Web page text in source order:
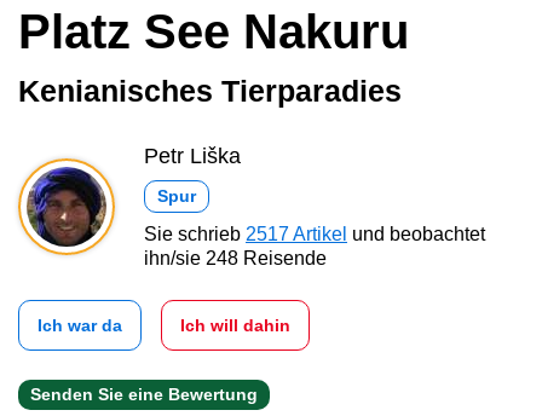
Platz See Nakuru
Kenianisches Tierparadies
Petr Liška
Spur
Sie schrieb 2517 Artikel und beobachtet
ihn/sie 248 Reisende
Ich war da Ich will dahin
Senden Sie eine Bewertung